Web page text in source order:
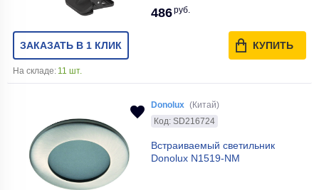
486руб.
ЗАКАЗАТЬ В 1 КЛИК КУПИТЬ
На складе: 11 шт.
Donolux (Китай)
Код: SD216724
Встраиваемый светильник
Donolux N1519-NM